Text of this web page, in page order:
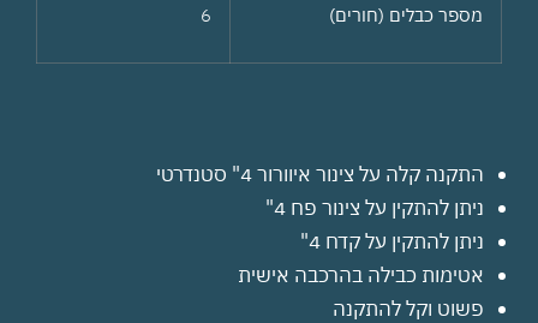
מספר כבלים (חורים) 6
התקנה קלה על צינור איוורור 4" סטנדרטי
ניתן להתקין על צינור פח 4"
ניתן להתקין על קדח 4"
אטימות כבילה בהרכבה אישית
פשוט וקל להתקנה